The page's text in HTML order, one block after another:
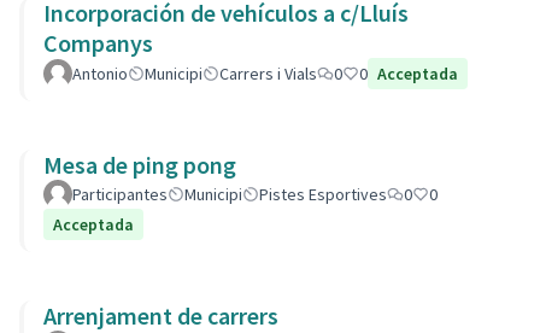
Incorporación de vehículos a c/Lluís
Companys
Antonio Municipi Carrers i Vials 0 0 Acceptada
Mesa de ping pong
Participantes Municipi Pistes Esportives 0
0
Acceptada
Arrenjament de carrers